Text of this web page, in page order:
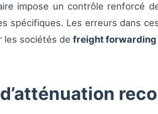
impose un contrôle renforcé
spécifiques. Les erreurs dans
les sociétés de freight forwarding